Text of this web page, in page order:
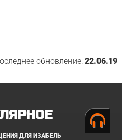
обновление:22.06.19
ДЛЯ ИЗАБЕЛЬ